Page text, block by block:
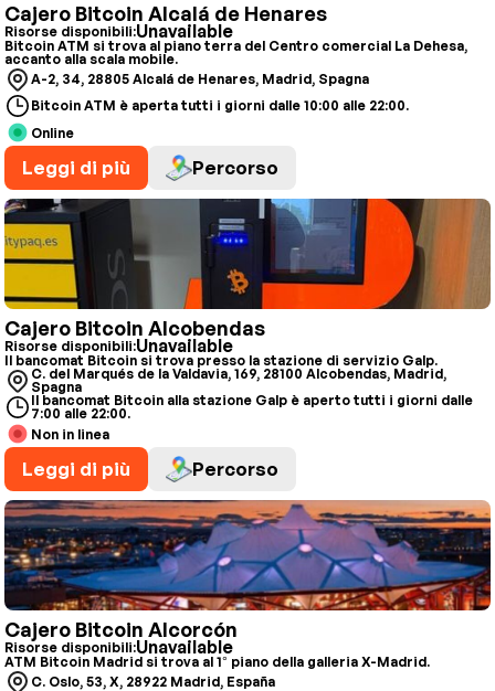
Cajero Bitcoin Alcalá de Henares
Risorse disponibili:Unavailable
Bitcoin ATM si trova al piano terra del Centro comercial La Dehesa,
accanto alla scala mobile.
A-2, 34, 28805 Alcalá de Henares, Madrid, Spagna
Bitcoin ATM è aperta tutti i giorni dalle 10:00 alle 22:00.
Online
Leggi di più Percorso
Cajero Bitcoin Alcobendas
Risorse disponibili:Unavailable
Il bancomat Bitcoin si trova presso la stazione di servizio Galp.
C. del Marqués de la Valdavia, 169, 28100 Alcobendas, Madrid,
Spagna
Il bancomat Bitcoin alla stazione Galp è aperto tutti i giorni dalle
7:00 alle 22:00.
Non in linea
Leggi di più Percorso
Cajero Bitcoin Alcorcón
Risorse disponibili:Unavailable
ATM Bitcoin Madrid si trova al 1° piano della galleria X-Madrid.
C. Oslo, 53, X, 28922 Madrid, España